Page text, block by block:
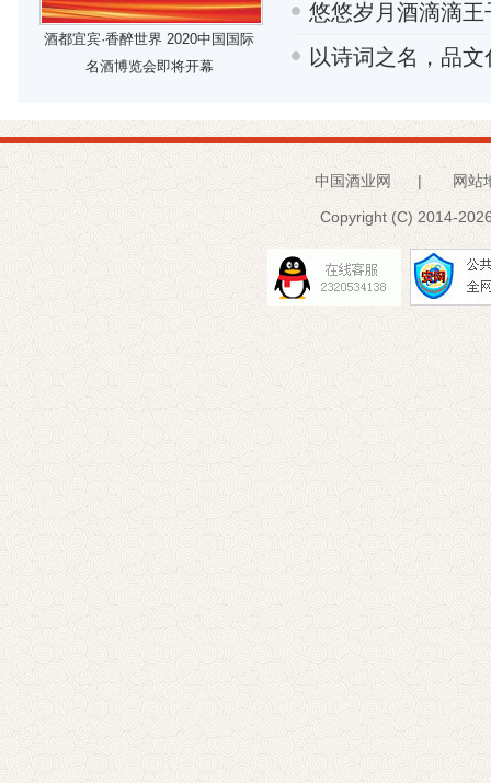
酒都宜宾·香醉世界 2020中国国际
名酒博览会即将开幕
悠悠岁月酒滴滴王
以诗词之名，品
中国酒业网 | 网站
Copyright (C) 2014-